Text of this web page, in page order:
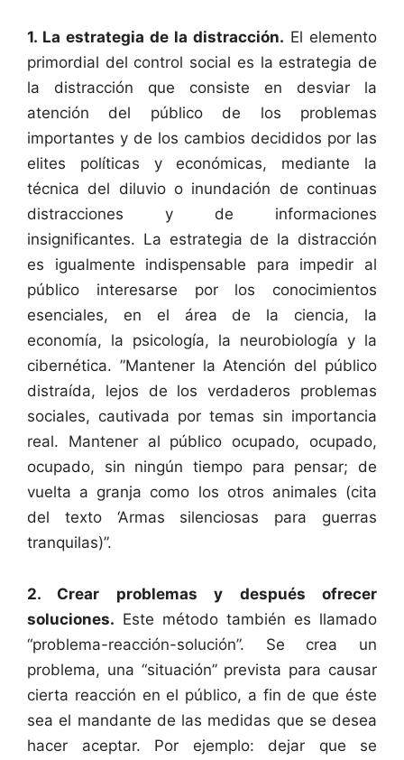
1. La estrategia de la distracción. El elemento
primordial del control social es la estrategia de
la distracción que consiste en desviar la
atención del público de los problemas
importantes y de los cambios decididos por las
elites políticas y económicas, mediante la
técnica del diluvio o inundación de continuas
distracciones y de informaciones
insignificantes. La estrategia de la distracción
es igualmente indispensable para impedir al
público interesarse por los conocimientos
esenciales, en el área de la ciencia, la
economía, la psicología, la neurobiología y la
cibernética. ”Mantener la Atención del público
distraída, lejos de los verdaderos problemas
sociales, cautivada por temas sin importancia
real. Mantener al público ocupado, ocupado,
ocupado, sin ningún tiempo para pensar; de
vuelta a granja como los otros animales (cita
del texto ‘Armas silenciosas para guerras
tranquilas)”.
2. Crear problemas y después ofrecer
soluciones. Este método también es llamado
“problema-reacción-solución”. Se crea un
problema, una “situación” prevista para causar
cierta reacción en el público, a fin de que éste
sea el mandante de las medidas que se desea
hacer aceptar. Por ejemplo: dejar que se